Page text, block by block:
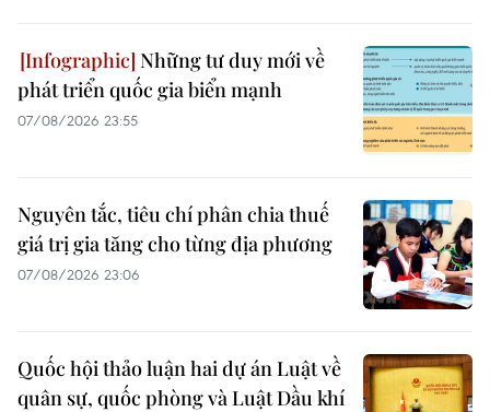
Những tư duy mới về
phát triển quốc gia biển mạnh
07/08/2026 23:55
Nguyên tắc, tiêu chí phân chia thuế
giá trị gia tăng cho từng địa phương
07/08/2026 23:06
Quốc hội thảo luận hai dự án Luật về
quân sự, quốc phòng và Luật Dầu khí